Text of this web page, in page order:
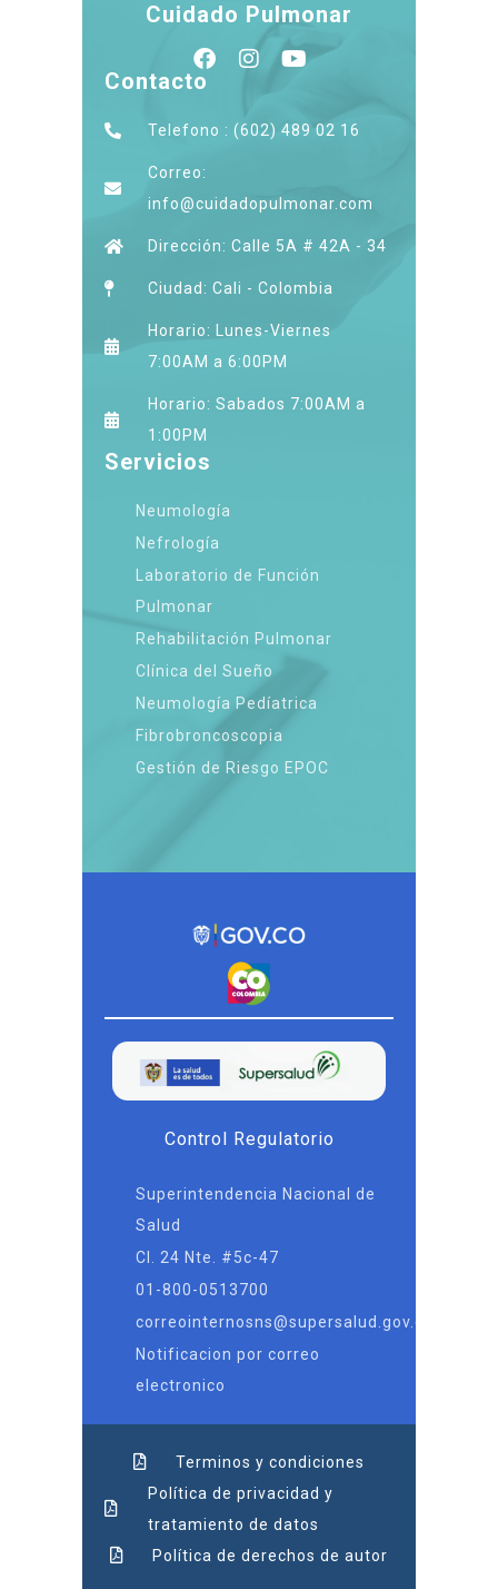
Cuidado Pulmonar
Contacto
Telefono : (602) 489 02 16
Correo:
info@cuidadopulmonar.com
Dirección: Calle 5A # 42A - 34
Ciudad: Cali - Colombia
Horario: Lunes-Viernes
7:00AM a 6:00PM
Horario: Sabados 7:00AM a
1:00PM
Servicios
Neumología
Nefrología
Laboratorio de Función
Pulmonar
Rehabilitación Pulmonar
Clínica del Sueño
Neumología Pedíatrica
Fibrobroncoscopia
Gestión de Riesgo EPOC
Control Regulatorio
Superintendencia Nacional de
Salud
Cl. 24 Nte. #5c-47
01-800-0513700
correointernosns@supersalud.gov.co
Notificacion por correo
electronico
Terminos y condiciones
Política de privacidad y
tratamiento de datos
Política de derechos de autor